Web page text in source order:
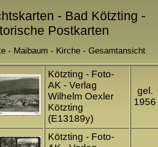
- Bad Kötzting -
Postkarten
- Maibaum - Kirche - Gesamtansicht
Kötzting - Foto-
AK - Verlag
Wilhelm Oexler
Kötzting
(E13189y)
gel.
1956
Kötzting - Foto-